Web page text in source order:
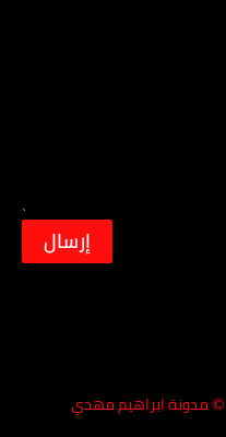
© مدونة ابراهيم مهدي